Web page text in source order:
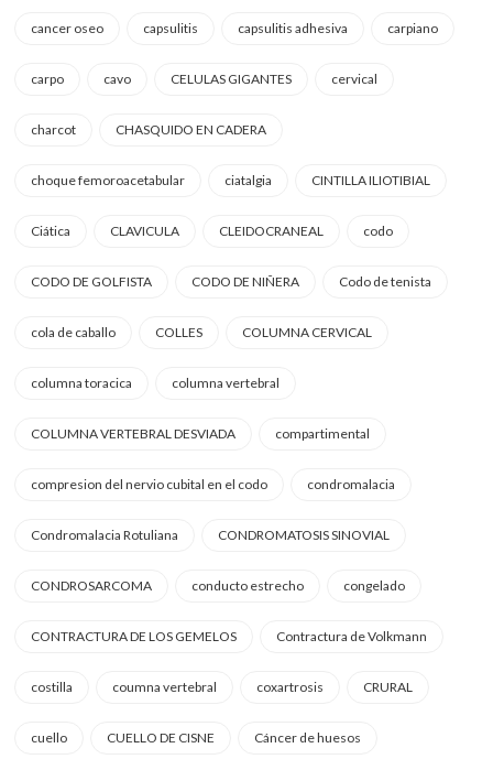
cancer oseo capsulitis capsulitis adhesiva carpiano
carpo cavo CELULAS GIGANTES cervical
charcot CHASQUIDO EN CADERA
choque femoroacetabular ciatalgia CINTILLA ILIOTIBIAL
Ciática CLAVICULA CLEIDOCRANEAL codo
CODO DE GOLFISTA CODO DE NIÑERA Codo de tenista
cola de caballo COLLES COLUMNA CERVICAL
columna toracica columna vertebral
COLUMNA VERTEBRAL DESVIADA compartimental
compresion del nervio cubital en el codo condromalacia
Condromalacia Rotuliana CONDROMATOSIS SINOVIAL
CONDROSARCOMA conducto estrecho congelado
CONTRACTURA DE LOS GEMELOS Contractura de Volkmann
costilla coumna vertebral coxartrosis CRURAL
cuello CUELLO DE CISNE Cáncer de huesos